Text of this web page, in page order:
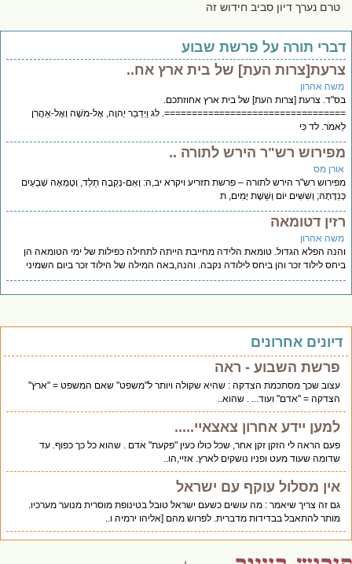
טרם נערך דיון סביב חידוש זה
תורה על פרשת שבוע
העת] של בית ארץ אח..
אהרון
צרעת [צרות העת] של בית ארץ אחוזתכם.
לג וַיְדַבֵּר יְהוָה, אֶל-מֹשֶׁה וְאֶל-אַהֲרֹן
לד כִּי
רש"ר הירש לתורה ..
מס
רש"ר הירש לתורה – פרשת תזריע ויקרא יב,ה: וְאִם-נְקֵבָה תֵלֵד, וְטָמְאָה שְׁבֻעַיִם
וְשִׁשִּׁים יוֹם וְשֵׁשֶׁת יָמִים, ת
דטומאה
אהרון
הפלא הגדול. טומאת הלידה מחייבת הייתה לתחילה כפילות של ימי הטומאה הן
לילוד זכר והן ביחס לילודה נקבה. והנה,באה המילה של הילוד זכר ביום השמיני
אחרונים
פרשת השבוע - ראה
עצוב שכך מסתכמת הצדקה : שהיא שקולה ויותר ל"משפט" שאם המשפט = "ארץ"
הצדקה = "אדם" ועוד... . שהוא..
למען יידע אחרון צאצאיי.....
פעם הראה לי הזקן זקן אחר, שכל כולו כעין "פקעת" אדם . שהוא כל כך כפוף. עד
שדומה שעוד מעט ופניו נושקים לארץ. אזיי,הו..
אין מסלול עוקף עם ישראל
גם זה צריך שיאמר : מה עושים כשעם ישראל טובל בטינופת מוסרית מנוער מערכיו.
מותר להתאבל בבדידות מדברית. לפרוש מהם [אליהו ירמיה ו..